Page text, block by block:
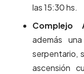
las 15:30 hs.
Complejo
además
serpentario,
ascensión